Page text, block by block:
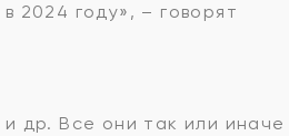
2024 году», – говорят
др. Все они так или иначе